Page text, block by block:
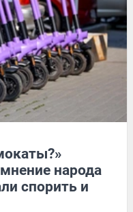
народа
спорить и